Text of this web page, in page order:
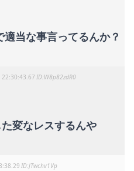
当な事言ってるんか？
W8p82zdR0
変なレスするんや
JTwchv1Vp